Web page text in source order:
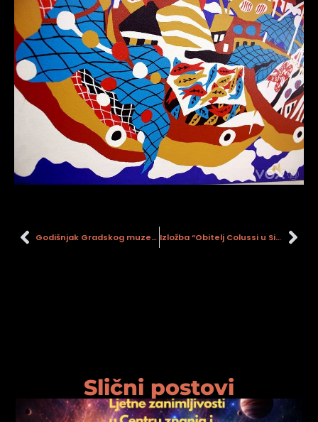
Godišnjak Gradskog muzeja Sisak, br. 10 Izložba “Obitelj Colussi u Sisku”
Slični postovi